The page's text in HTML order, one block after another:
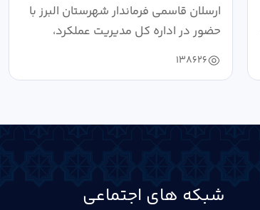
ارسلان قاسمی فرماندار شهرستان البرز با
حضور در اداره کل مدیریت عملکرد،
بازرسی...
138626
شبکه های اجتماعی